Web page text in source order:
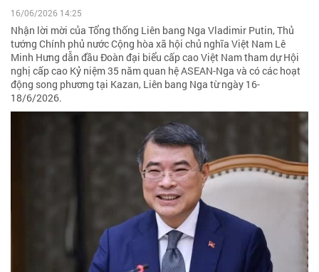
16/06/2026 14:25
Nhận lời mời của Tổng thống Liên bang Nga Vladimir Putin, Thủ
tướng Chính phủ nước Cộng hòa xã hội chủ nghĩa Việt Nam Lê
Minh Hưng dẫn đầu Đoàn đại biểu cấp cao Việt Nam tham dự Hội
nghị cấp cao Kỷ niệm 35 năm quan hệ ASEAN-Nga và có các hoạt
động song phương tại Kazan, Liên bang Nga từ ngày 16-
18/6/2026.